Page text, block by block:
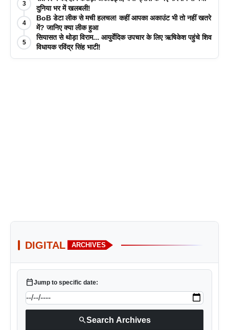
3
दुनिया भर में खलबली!
4
BoB डेटा लीक से मची हलचल! कहीं आपका अकाउंट भी तो नहीं खतरे
में? जानिए क्या लीक हुआ
5
सियासत से थोड़ा विराम... आयुर्वेदिक उपचार के लिए ऋषिकेश पहुंचे शिव
विधायक रविंद्र सिंह भाटी!
DIGITAL ARCHIVES
calendar_todayJump to specific date:
searchSearch Archives